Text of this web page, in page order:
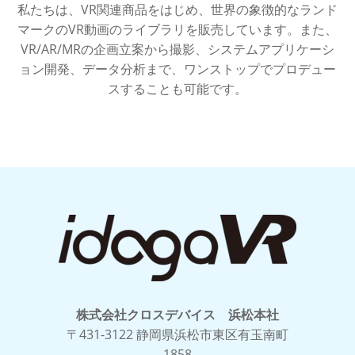
私たちは、VR関連商品をはじめ、世界の象徴的なランド
マークのVR動画のライブラリを販売しています。また、
VR/AR/MRの企画立案から撮影、システムアプリケーシ
ョン開発、データ分析まで、ワンストップでプロデュー
スすることも可能です。
株式会社クロスデバイス 浜松本社
〒431-3122 静岡県浜松市東区有玉南町